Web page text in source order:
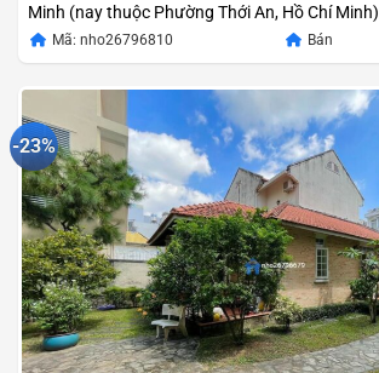
Minh (nay thuộc Phường Thới An, Hồ Chí Minh)
Mã: nho26796810 Bán
-23%